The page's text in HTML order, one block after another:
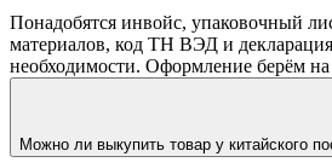
Понадобятся инвойс, упаковочный
материалов, код ТН ВЭД и декларация
необходимости. Оформление берём на
Можно ли выкупить товар у китайского